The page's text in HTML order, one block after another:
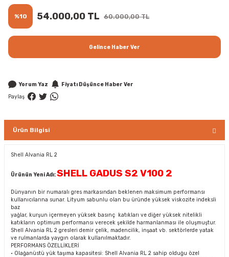
%10 54.000,00 TL 60.000,00 TL
Gelince Haber Ver
Yorum Yaz
Fiyatı Düşünce Haber Ver
Paylaş
Ürün Bilgisi
Shell Alvania RL 2
Ürünün Yeni Adı:SHELL GADUS S2 V100 2
Dünyanın bir numaralı gres markasından beklenen maksimum performansı
kullanıcılarına sunar. Lityum sabunlu olan bu üründe yüksek viskozite indeksli
baz
yağlar, kurşun içermeyen yüksek basınç katıkları ve diğer yüksek nitelikli
katıkların optimum performansı verecek şekilde harmanlanması ile oluşmuştur.
Shell Alvania RL 2 gresleri demir çelik, madencilik, inşaat vb. sektörlerde yatak
ve rulmanlarda yaygın olarak kullanılmaktadır.
PERFORMANS ÖZELLİKLERİ
• Olağanüstü yük taşıma kapasitesi: Shell Alvania RL 2 sahip olduğu özel